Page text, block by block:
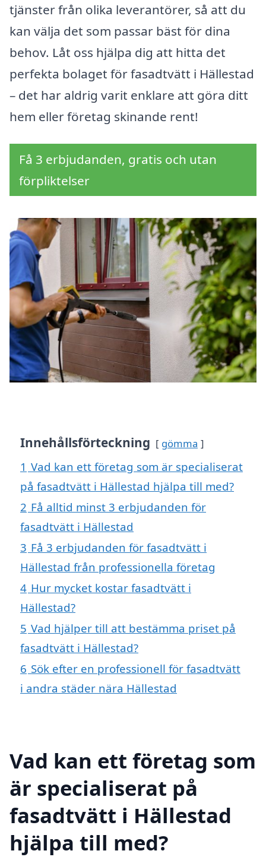
tjänster från olika leverantörer, så att du
kan välja det som passar bäst för dina
behov. Låt oss hjälpa dig att hitta det
perfekta bolaget för fasadtvätt i Hällestad
– det har aldrig varit enklare att göra ditt
hem eller företag skinande rent!
Få 3 erbjudanden, gratis och utan
förpliktelser
Innehållsförteckning gömma
1 Vad kan ett företag som är specialiserat
på fasadtvätt i Hällestad hjälpa till med?
2 Få alltid minst 3 erbjudanden för
fasadtvätt i Hällestad
3 Få 3 erbjudanden för fasadtvätt i
Hällestad från professionella företag
4 Hur mycket kostar fasadtvätt i
Hällestad?
5 Vad hjälper till att bestämma priset på
fasadtvätt i Hällestad?
6 Sök efter en professionell för fasadtvätt
i andra städer nära Hällestad
Vad kan ett företag som
är specialiserat på
fasadtvätt i Hällestad
hjälpa till med?